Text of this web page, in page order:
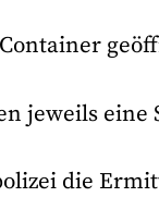
jeweils eine
die